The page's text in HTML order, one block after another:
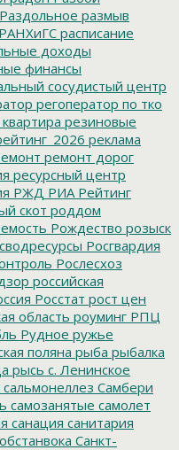
Раздольное размыв
РАНХиГС расписание
доходы
финансы
сосудистый центр
регоператор по тко
резиновые
реклама
ремонт дорог
ресурсный центр
РЖД РИА Рейтинг
скот роддом
Рождество розыск
Росгвардия
Рослесхоз
российская
Росстат рост цен
область роуминг РПЦ
Рудное ружье
поляна рыба рыбалка
рысь с. Ленинское
сальмонеллез Самбери
самозанятые самолет
санация санитария
Санкт-